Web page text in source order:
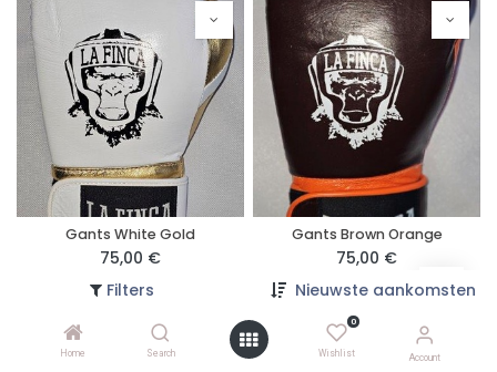
Filters Nieuwste aankomsten
Home Search
0
Wishlist Account
Gants White Gold
75,00 €
Gants Brown Orange
75,00 €